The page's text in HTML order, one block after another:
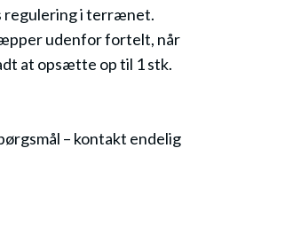
regulering i terrænet.
udenfor fortelt, når
at opsætte op til 1 stk.
– kontakt endelig